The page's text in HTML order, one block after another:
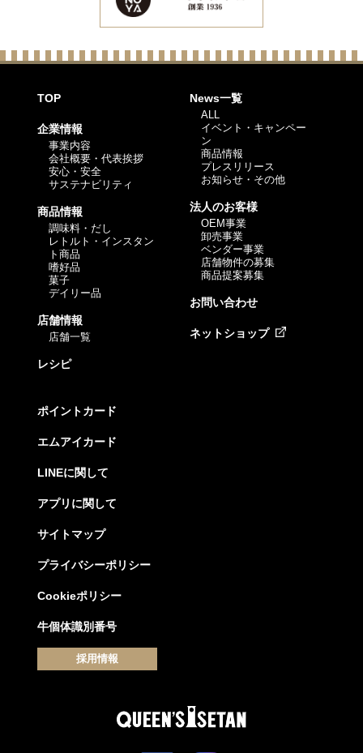
TOP
企業情報
事業内容
会社概要・代表挨拶
安心・安全
サステナビリティ
商品情報
調味料・だし
レトルト・インスタン
ト商品
嗜好品
菓子
デイリー品
店舗情報
店舗一覧
レシピ
News一覧
ALL
イベント・キャンペー
ン
商品情報
プレスリリース
お知らせ・その他
法人のお客様
OEM事業
卸売事業
ベンダー事業
店舗物件の募集
商品提案募集
お問い合わせ
ネットショップ
ポイントカード
エムアイカード
LINEに関して
アプリに関して
サイトマップ
プライバシーポリシー
Cookieポリシー
牛個体識別番号
採用情報